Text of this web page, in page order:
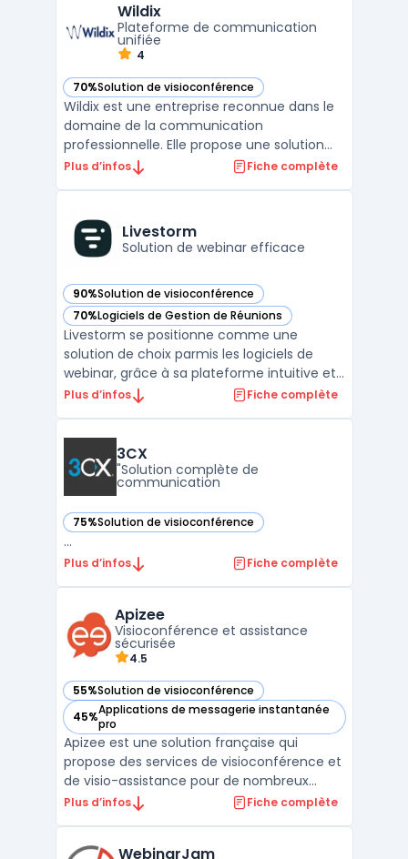
collaboration entre les équipes, les clients,
les parte ...
Wildix
Plateforme de communication
unifiée
4
70%Solution de visioconférence
— voir Wildix dans cette catégorie
Wildix est une entreprise reconnue dans le
domaine de la communication
professionnelle. Elle propose une solution
innovante pour les centres d'appel,
plateforme Wildix, les entreprises peuvent
centraliser toutes leurs comm ...
Plus d’infos Fiche complète
Livestorm
Solution de webinar efficace
90%Solution de visioconférence
— voir Livestorm dans cette catégorie
70%Logiciels de Gestion de Réunions
— voir Livestorm dans cette catégorie
Livestorm se positionne comme une
solution de choix parmis les logiciels de
webinar, grâce à sa plateforme intuitive et
riche en fonctionnalités, destinée à faciliter
de Livestorm réside dans sa capacité à
engager ...
Plus d’infos Fiche complète
3CX
"Solution complète de
communication
75%Solution de visioconférence
— voir 3CX dans cette catégorie
...
Plus d’infos Fiche complète
Apizee
Visioconférence et assistance
sécurisée
4.5
55%Solution de visioconférence
— voir Apizee dans cette catégorie
45%Applications de messagerie instantanée
pro
— voir Apizee dans cette catégorie
Apizee est une solution française qui
propose des services de visioconférence et
de visio-assistance pour de nombreux
secteurs comme la santé, l’industrie, et le
Plus d’infos Fiche complète
WebinarJam